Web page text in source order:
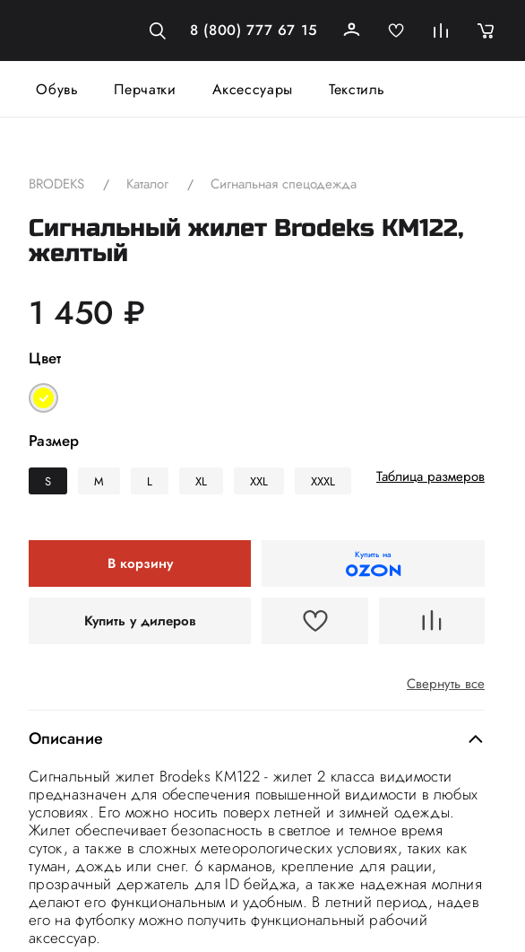
8 (800) 777 67 15
Обувь Перчатки Аксессуары Текстиль
BRODEKS Каталог Сигнальная спецодежда
Сигнальный жилет Brodeks KM122,
желтый
1 450 ₽
Цвет
Размер
S M L XL XXL XXXL Таблица размеров
В корзину Купить на
Купить у дилеров
Свернуть все
Описание
Сигнальный жилет Brodeks KM122 - жилет 2 класса видимости
предназначен для обеспечения повышенной видимости в любых
условиях. Его можно носить поверх летней и зимней одежды.
Жилет обеспечивает безопасность в светлое и темное время
суток, а также в сложных метеорологических условиях, таких как
туман, дождь или снег. 6 карманов, крепление для рации,
прозрачный держатель для ID бейджа, а также надежная молния
делают его функциональным и удобным. В летний период, надев
его на футболку можно получить функциональный рабочий
аксессуар.